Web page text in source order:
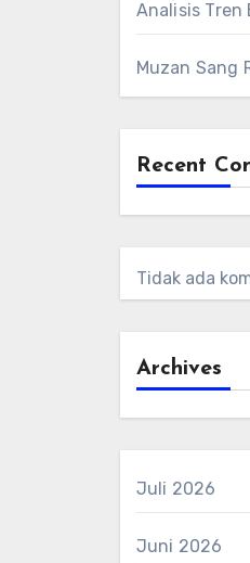
Analisis Tren
Muzan Sang
Recent
Tidak ada
Archives
Juli 2026
Juni 2026